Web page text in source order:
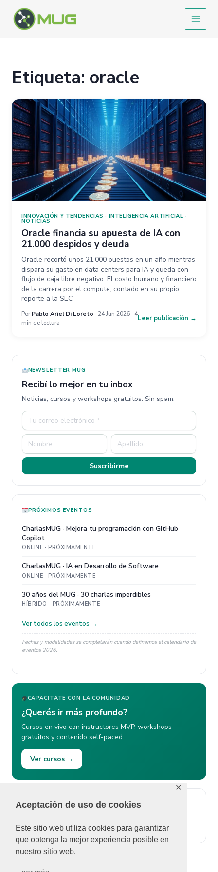
Aceptación de uso de cookies
Este sitio web utiliza cookies para garantizar
que obtenga la mejor experiencia posible en
nuestro sitio web.
✕
contenido
Etiqueta: oracle
INNOVACIÓN Y TENDENCIAS · INTELIGENCIA ARTIFICIAL ·
NOTICIAS
Oracle financia su apuesta de IA con
21.000 despidos y deuda
Oracle recortó unos 21.000 puestos en un año mientras
dispara su gasto en data centers para IA y queda con
flujo de caja libre negativo. El costo humano y financiero
de la carrera por el compute, contado en su propio
reporte a la SEC.
Por Pablo Ariel Di Loreto · 24 Jun 2026 · 4
min de lectura
Leer publicación →
NEWSLETTER MUG
Recibí lo mejor en tu inbox
Noticias, cursos y workshops gratuitos. Sin spam.
Suscribirme
PRÓXIMOS EVENTOS
CharlasMUG · Mejora tu programación con GitHub
Copilot
ONLINE · PRÓXIMAMENTE
CharlasMUG · IA en Desarrollo de Software
ONLINE · PRÓXIMAMENTE
30 años del MUG · 30 charlas imperdibles
HÍBRIDO · PRÓXIMAMENTE
Ver todos los eventos →
Fechas y modalidades se completarán cuando definamos el calendario de
eventos 2026.
CAPACITATE CON LA COMUNIDAD
¿Querés ir más profundo?
Cursos en vivo con instructores MVP, workshops
gratuitos y contenido self-paced.
Ver cursos →
ÚLTIMOS COMENTARIOS